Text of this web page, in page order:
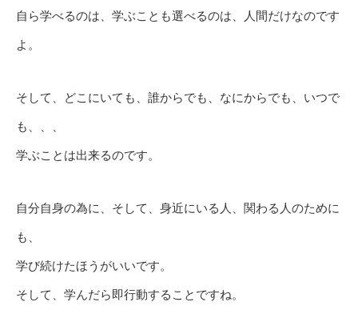
自ら学べるのは、学ぶことも選べるのは、人間だけなのです
よ。
そして、どこにいても、誰からでも、なにからでも、いつで
も、、、
学ぶことは出来るのです。
自分自身の為に、そして、身近にいる人、関わる人のために
も、
学び続けたほうがいいです。
そして、学んだら即行動することですね。